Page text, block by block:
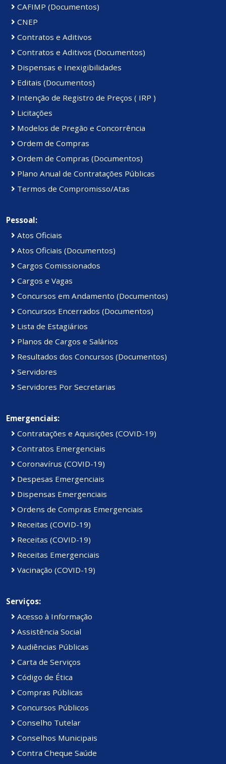
CAFIMP (Documentos)
CNEP
Contratos e Aditivos
Contratos e Aditivos (Documentos)
Dispensas e Inexigibilidades
Editais (Documentos)
Intenção de Registro de Preços ( IRP )
Licitações
Modelos de Pregão e Concorrência
Ordem de Compras
Ordem de Compras (Documentos)
Plano Anual de Contratações Públicas
Termos de Compromisso/Atas
Pessoal:
Atos Oficiais
Atos Oficiais (Documentos)
Cargos Comissionados
Cargos e Vagas
Concursos em Andamento (Documentos)
Concursos Encerrados (Documentos)
Lista de Estagiários
Planos de Cargos e Salários
Resultados dos Concursos (Documentos)
Servidores
Servidores Por Secretarias
Emergenciais:
Contratações e Aquisições (COVID-19)
Contratos Emergenciais
Coronavírus (COVID-19)
Despesas Emergenciais
Dispensas Emergenciais
Ordens de Compras Emergenciais
Receitas (COVID-19)
Receitas (COVID-19)
Receitas Emergenciais
Vacinação (COVID-19)
Serviços:
Acesso à Informação
Assistência Social
Audiências Públicas
Carta de Serviços
Código de Ética
Compras Públicas
Concursos Públicos
Conselho Tutelar
Conselhos Municipais
Contra Cheque Saúde